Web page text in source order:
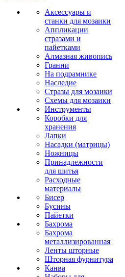
Аксессуары и
станки для мозаики
Аппликации
стразами и
пайетками
Алмазная живопись
Гранни
На подрамнике
Наследие
Стразы для мозаики
Схемы для мозаики
Инструменты
Коробки для
хранения
Лапки
Насадки (матрицы)
Ножницы
Принадлежности
для шитья
Расходные
материалы
Бисер
Бусины
Пайетки
Бахрома
Бахрома
металлизированная
Ленты шторные
Шторная фурнитура
Канва